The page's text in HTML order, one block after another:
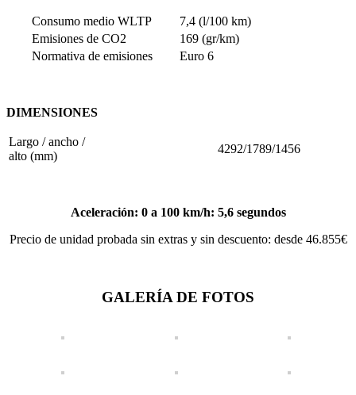
Consumo medio WLTP
7,4 (l/100 km)
Emisiones de CO2
169 (gr/km)
Normativa de emisiones
Euro 6
DIMENSIONES
Largo / ancho /
alto (mm)
4292/1789/1456
Aceleración: 0 a 100 km/h: 5,6 segundos
Precio de unidad probada sin extras y sin descuento: desde 46.855€
GALERÍA DE FOTOS